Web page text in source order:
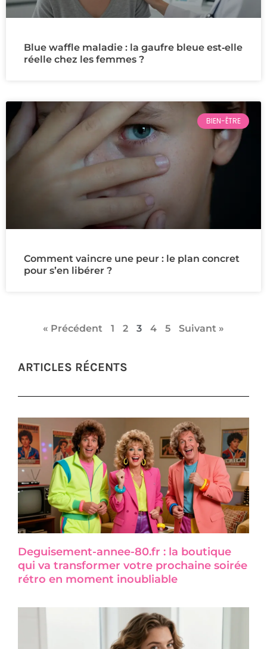
Blue waffle maladie : la gaufre bleue est‑elle
réelle chez les femmes ?
BIEN-ÊTRE
Comment vaincre une peur : le plan concret
pour s’en libérer ?
« Précédent 1 2 3 4 5 Suivant »
ARTICLES RÉCENTS
Deguisement-annee-80.fr : la boutique
qui va transformer votre prochaine soirée
rétro en moment inoubliable